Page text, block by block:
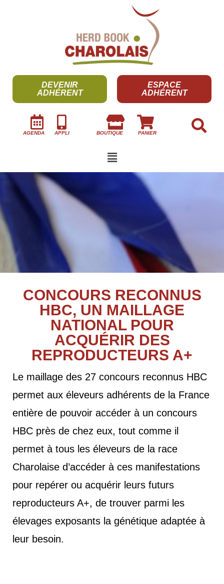
DEVENIR
ADHÉRENT
ESPACE
ADHÉRENT
AGENDA APPLI BOUTIQUE PANIER
CONCOURS RECONNUS
HBC, UN MAILLAGE
NATIONAL POUR
ACQUÉRIR DES
REPRODUCTEURS A+
Le maillage des 27 concours reconnus HBC
permet aux éleveurs adhérents de la France
entière de pouvoir accéder à un concours
HBC près de chez eux, tout comme il
permet à tous les éleveurs de la race
Charolaise d’accéder à ces manifestations
pour repérer ou acquérir leurs futurs
reproducteurs A+, de trouver parmi les
élevages exposants la génétique adaptée à
leur besoin.